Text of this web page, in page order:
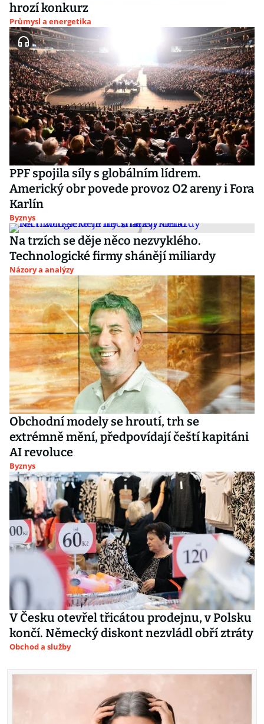
hrozí konkurz
Průmysl a energetika
PPF spojila síly s globálním lídrem.
Americký obr povede provoz O2 areny i Fora
Karlín
Byznys
Na trzích se děje něco nezvyklého.
Technologické firmy shánějí miliardy
Názory a analýzy
Obchodní modely se hroutí, trh se
extrémně mění, předpovídají čeští kapitáni
AI revoluce
Byznys
V Česku otevřel třicátou prodejnu, v Polsku
končí. Německý diskont nezvládl obří ztráty
Obchod a služby